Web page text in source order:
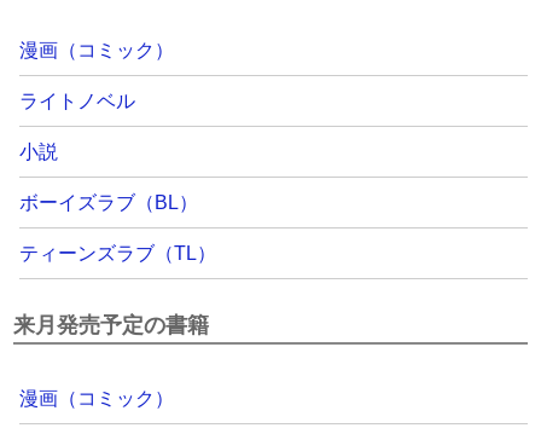
漫画（コミック）
ライトノベル
小説
ボーイズラブ（BL）
ティーンズラブ（TL）
来月発売予定の書籍
漫画（コミック）